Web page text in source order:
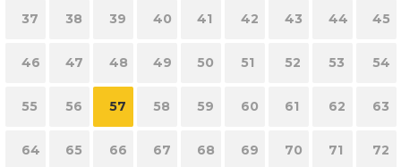
37 38 39 40 41 42 43 44 45
46 47 48 49 50 51 52 53 54
55 56 57 58 59 60 61 62 63
64 65 66 67 68 69 70 71 72